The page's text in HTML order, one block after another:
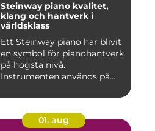
Steinway piano kvalitet,
klang och hantverk i
världsklass
Ett Steinway piano har blivit
en symbol för pianohantverk
på högsta nivå.
Instrumenten används på
01. aug